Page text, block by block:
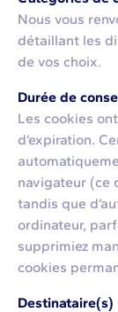
Nous vous
détaillant les
de vos choix.
Durée de
Les cookies
d’expiration.
navigateur (ce
tandis que
ordinateur,
supprimiez
cookies
Destinataire(s)